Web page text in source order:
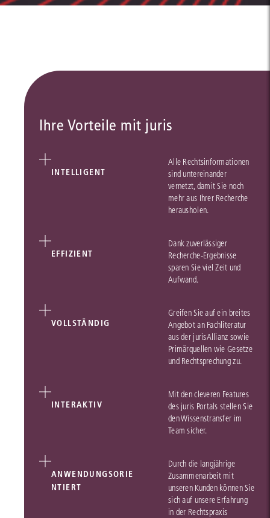
Ihre Vorteile mit juris
INTELLIGENT
Alle Rechtsinformationen
sind untereinander
vernetzt, damit Sie noch
mehr aus Ihrer Recherche
herausholen.
EFFIZIENT
Dank zuverlässiger
Recherche-Ergebnisse
sparen Sie viel Zeit und
Aufwand.
VOLLSTÄNDIG
Greifen Sie auf ein breites
Angebot an Fachliteratur
aus der jurisAllianz sowie
Primärquellen wie Gesetze
und Rechtsprechung zu.
INTERAKTIV
Mit den cleveren Features
des juris Portals stellen Sie
den Wissenstransfer im
Team sicher.
ANWENDUNGSORIE
NTIERT
Durch die langjährige
Zusammenarbeit mit
unseren Kunden können Sie
sich auf unsere Erfahrung
in der Rechtspraxis